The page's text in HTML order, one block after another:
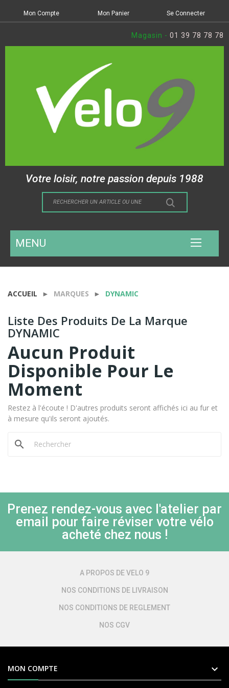
Mon Compte Mon Panier Se Connecter
Magasin - 01 39 78 78 78
Votre loisir, notre passion depuis 1988
MENU
ACCUEIL MARQUES DYNAMIC
Liste Des Produits De La Marque
DYNAMIC
Aucun Produit
Disponible Pour Le
Moment
Restez à l'écoute ! D'autres produits seront affichés ici au fur et
à mesure qu'ils seront ajoutés.
search
Prenez rendez-vous avec l'atelier par
email pour faire réviser votre vélo
acheté chez nous !
A PROPOS DE VELO 9
NOS CONDITIONS DE LIVRAISON
NOS CONDITIONS DE REGLEMENT
NOS CGV
MON COMPTE 